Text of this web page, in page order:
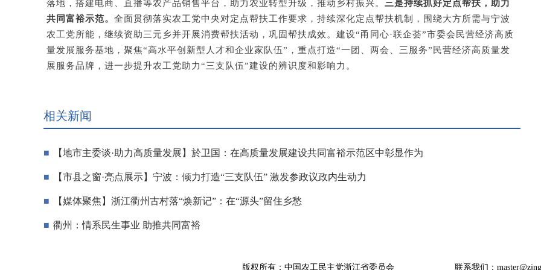
落地，搭建电商、直播等农产品销售平台，助力农业转型升级，推动乡村振兴。 三是持续抓好定点帮扶，助力
共同富裕示范。 全面贯彻落实农工党中央对定点帮扶工作要求，持续深化定点帮扶机制，围绕大方所需与宁波
农工党所能，继续资助三元乡并开展消费帮扶活动，巩固帮扶成效。建设“甬同心·联企荟”市委会民营经济高质
量发展服务基地，聚焦“高水平创新型人才和企业家队伍”，重点打造“一团、两会、三服务”民营经济高质量发
展服务品牌，进一步提升农工党助力“三支队伍”建设的辨识度和影响力。
相关新闻
【地市主委谈·助力高质量发展】於卫国：在高质量发展建设共同富裕示范区中彰显作为
【市县之窗·亮点展示】宁波：倾力打造“三支队伍” 激发参政议政内生动力
【媒体聚焦】浙江衢州古村落“焕新记”：在“源头”留住乡愁
衢州：情系民生事业 助推共同富裕
版权所有：中国农工民主党浙江省委员会 联系我们：